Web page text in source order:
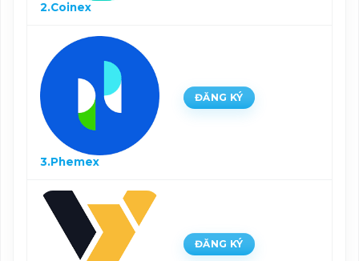
2.Coinex
3.Phemex
ĐĂNG KÝ
ĐĂNG KÝ